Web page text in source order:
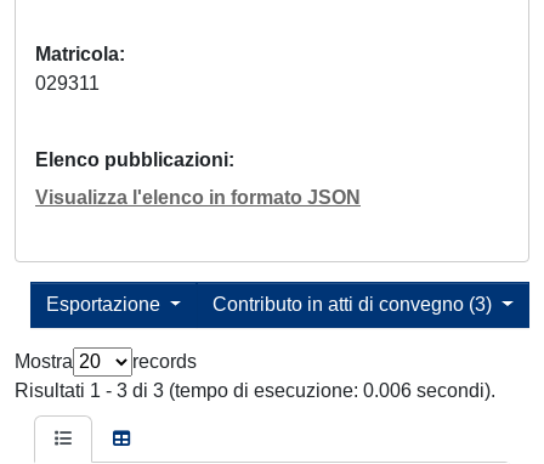
Matricola
029311
Elenco pubblicazioni
Visualizza l'elenco in formato JSON
Contributo in atti di convegno (3)
Esportazione
Mostra
records
Risultati 1 - 3 di 3 (tempo di esecuzione: 0.006 secondi).